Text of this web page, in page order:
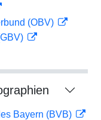
(OBV)
Bayern (BVB)